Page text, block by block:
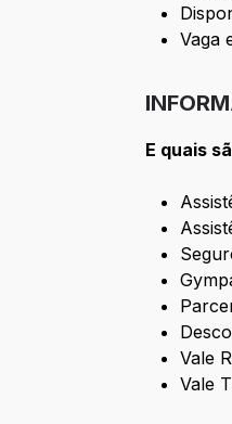
Vaga
E quais
Vale
Vale